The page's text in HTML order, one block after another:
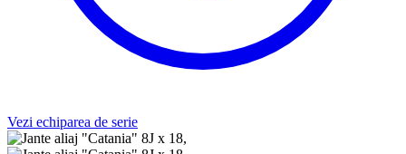
Vezi echiparea de serie